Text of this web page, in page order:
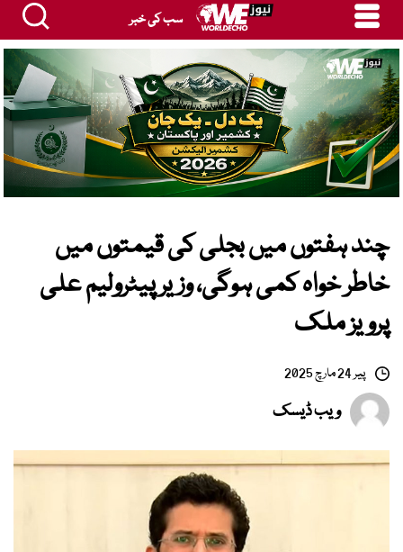
سب کی خبر
چند ہفتوں میں بجلی کی قیمتوں میں
خاطر خواہ کمی ہوگی، وزیر پیٹرولیم علی
پرویز ملک
پیر 24 مارچ 2025
ویب ڈیسک